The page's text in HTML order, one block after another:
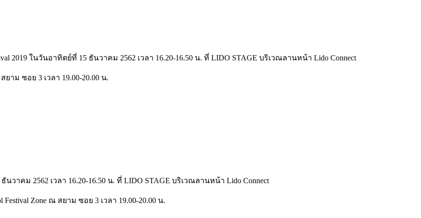
2019 ในวันอาทิตย์ที่ 15 ธันวาคม 2562 เวลา 16.20-16.50 น. ที่ LIDO STAGE บริเวณลานหน้า Lido Connect
าม ซอย 3 เวลา 19.00-20.00 น.
วาคม 2562 เวลา 16.20-16.50 น. ที่ LIDO STAGE บริเวณลานหน้า Lido Connect
Zone ณ สยาม ซอย 3 เวลา 19.00-20.00 น.